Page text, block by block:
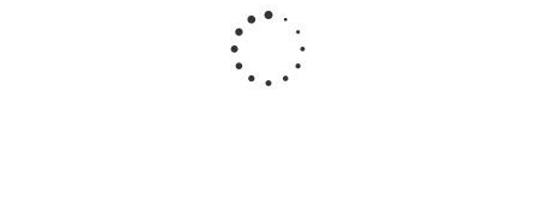
PT Distiller
Стоматологический
дистиллятор · P﹠T-
Medical (Китай)